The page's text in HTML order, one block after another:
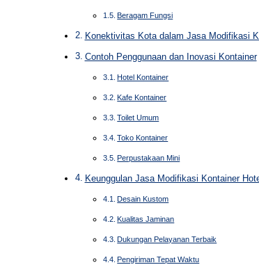
Beragam Fungsi
Konektivitas Kota dalam Jasa Modifikasi
Contoh Penggunaan dan Inovasi Kontainer
Hotel Kontainer
Kafe Kontainer
Toilet Umum
Toko Kontainer
Perpustakaan Mini
Keunggulan Jasa Modifikasi Kontainer
Desain Kustom
Kualitas Jaminan
Dukungan Pelayanan Terbaik
Pengiriman Tepat Waktu